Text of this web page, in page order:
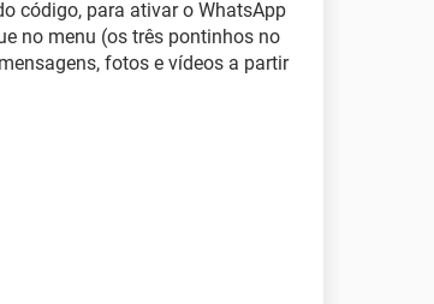
código, para ativar o WhatsApp
no menu (os três pontinhos no
fotos e vídeos a partir